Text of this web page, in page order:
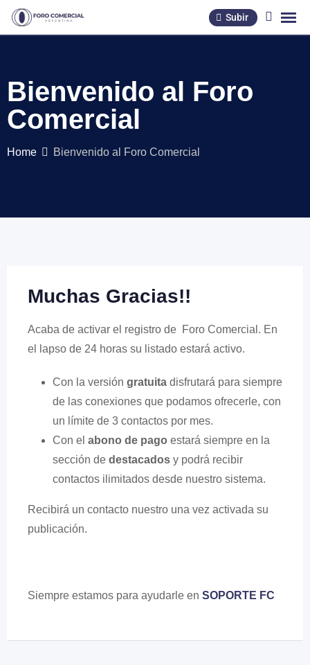
Subir
Bienvenido al Foro
Comercial
Home Bienvenido al Foro Comercial
Muchas Gracias!!
Acaba de activar el registro de Foro Comercial. En
el lapso de 24 horas su listado estará activo.
Con la versión gratuita disfrutará para siempre
de las conexiones que podamos ofrecerle, con
un límite de 3 contactos por mes.
Con el abono de pago estará siempre en la
sección de destacados y podrá recibir
contactos ilimitados desde nuestro sistema.
Recibirá un contacto nuestro una vez activada su
publicación.
Siempre estamos para ayudarle en SOPORTE FC